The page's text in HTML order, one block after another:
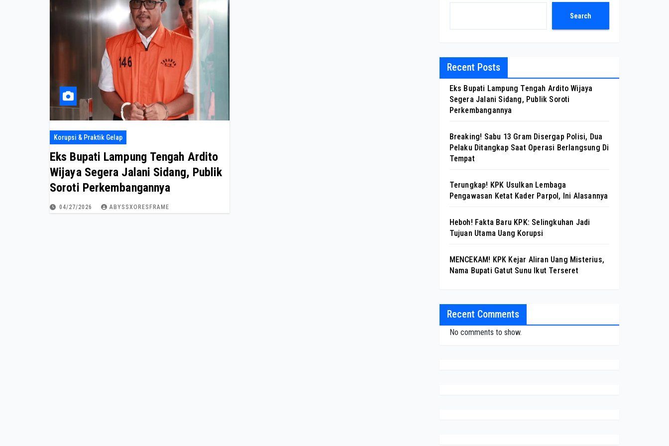
Korupsi & Praktik Gelap
Eks Bupati Lampung Tengah Ardito
Wijaya Segera Jalani Sidang, Publik
Soroti Perkembangannya
04/27/2026 ABYSSXORESFRAME
Search
Recent Posts
Eks Bupati Lampung Tengah Ardito Wijaya
Segera Jalani Sidang, Publik Soroti
Perkembangannya
Breaking! Sabu 13 Gram Disergap Polisi, Dua
Pelaku Ditangkap Saat Operasi Berlangsung Di
Tempat
Terungkap! KPK Usulkan Lembaga
Pengawasan Ketat Kader Parpol, Ini Alasannya
Heboh! Fakta Baru KPK: Selingkuhan Jadi
Tujuan Utama Uang Korupsi
MENCEKAM! KPK Kejar Aliran Uang Misterius,
Nama Bupati Gatut Sunu Ikut Terseret
Recent Comments
No comments to show.